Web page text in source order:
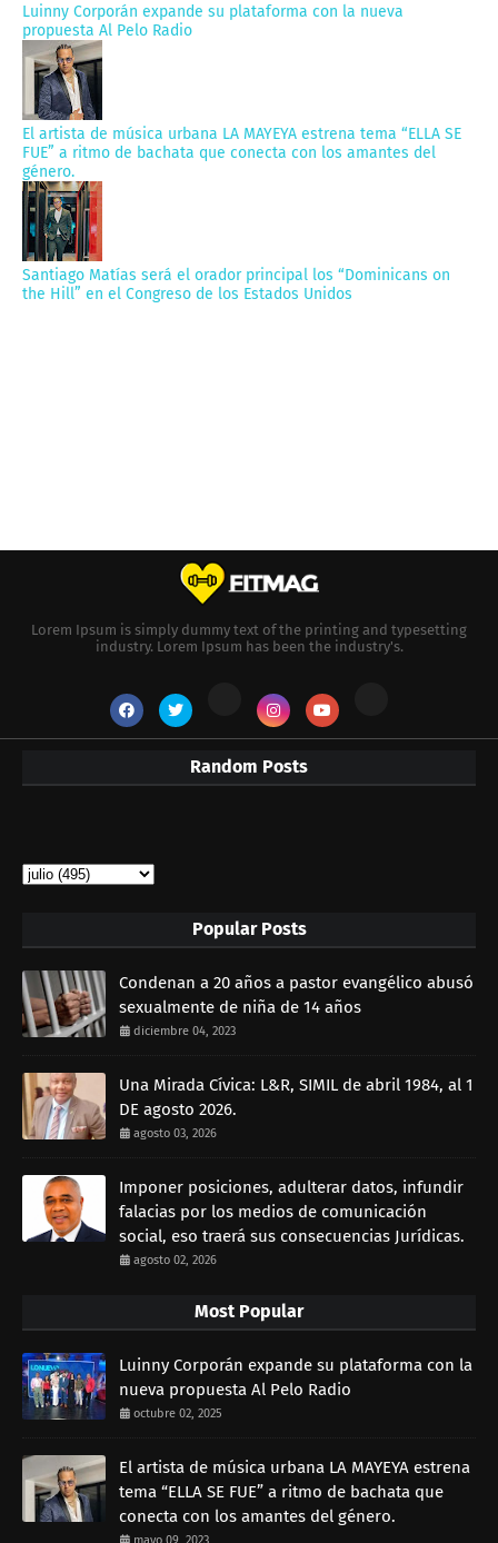
Luinny Corporán expande su plataforma con la nueva
propuesta Al Pelo Radio
El artista de música urbana LA MAYEYA estrena tema “ELLA SE
FUE” a ritmo de bachata que conecta con los amantes del
género.
Santiago Matías será el orador principal los “Dominicans on
the Hill” en el Congreso de los Estados Unidos
Lorem Ipsum is simply dummy text of the printing and typesetting
industry. Lorem Ipsum has been the industry's.
Random Posts
Popular Posts
Condenan a 20 años a pastor evangélico abusó
sexualmente de niña de 14 años
diciembre 04, 2023
Una Mirada Cívica: L&R, SIMIL de abril 1984, al 1
DE agosto 2026.
agosto 03, 2026
Imponer posiciones, adulterar datos, infundir
falacias por los medios de comunicación
social, eso traerá sus consecuencias Jurídicas.
agosto 02, 2026
Most Popular
Luinny Corporán expande su plataforma con la
nueva propuesta Al Pelo Radio
octubre 02, 2025
El artista de música urbana LA MAYEYA estrena
tema “ELLA SE FUE” a ritmo de bachata que
conecta con los amantes del género.
mayo 09, 2023